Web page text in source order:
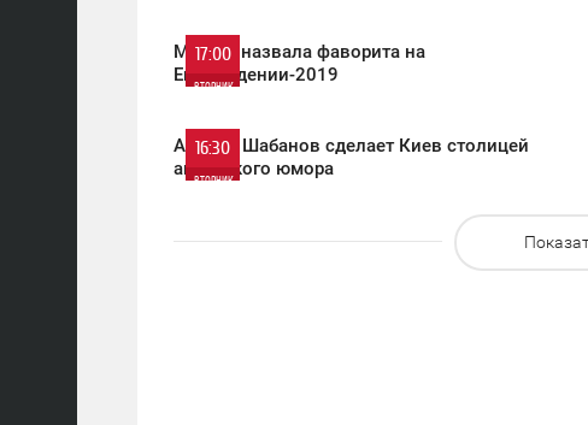
17:00
ВТОРНИК
MARUV назвала фаворита на
Евровидении-2019
16:30
ВТОРНИК
Андрей Шабанов сделает Киев столицей
авторского юмора